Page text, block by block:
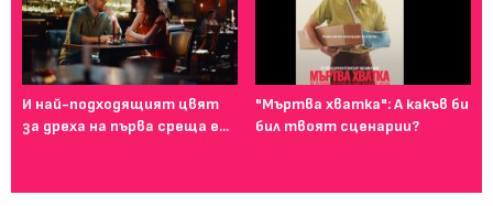
И най-подходящият цвят
за дреха на първа среща е...
"Мъртва хватка": А какъв би
бил твоят сценарии?